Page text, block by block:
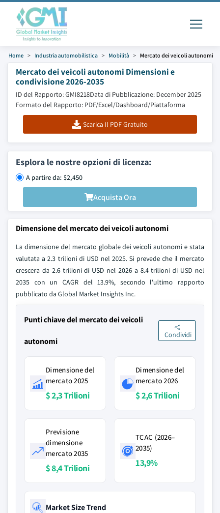
Home Industria automobilistica Mobilità Mercato dei veicoli autonomi
Mercato dei veicoli autonomi Dimensioni e
condivisione 2026-2035
ID del Rapporto: GMI8218Data di Pubblicazione: December 2025
Formato del Rapporto: PDF/Excel/Dashboard/Piattaforma
Scarica Il PDF Gratuito
Esplora le nostre opzioni di licenza:
A partire da: $2,450
Acquista Ora
Dimensione del mercato dei veicoli autonomi
La dimensione del mercato globale dei veicoli autonomi e stata
valutata a 2.3 trilioni di USD nel 2025. Si prevede che il mercato
crescera da 2.6 trilioni di USD nel 2026 a 8.4 trilioni di USD nel
2035 con un CAGR del 13.9%, secondo l'ultimo rapporto
pubblicato da Global Market Insights Inc.
Punti chiave del mercato dei veicoli
autonomi
Condividi
Dimensione del
mercato 2025
$ 2,3 Trilioni
Dimensione del
mercato 2026
$ 2,6 Trilioni
Previsione
dimensione
mercato 2035
$ 8,4 Trilioni
TCAC (2026–
2035)
13,9%
Market Size Trend